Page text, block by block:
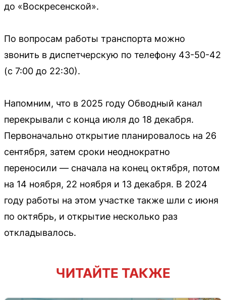
до «Воскресенской».
По вопросам работы транспорта можно
звонить в диспетчерскую по телефону 43-50-42
(с 7:00 до 22:30).
Напомним, что в 2025 году Обводный канал
перекрывали с конца июля до 18 декабря.
Первоначально открытие планировалось на 26
сентября, затем сроки неоднократно
переносили — сначала на конец октября, потом
на 14 ноября, 22 ноября и 13 декабря. В 2024
году работы на этом участке также шли с июня
по октябрь, и открытие несколько раз
откладывалось.
ЧИТАЙТЕ ТАКЖЕ